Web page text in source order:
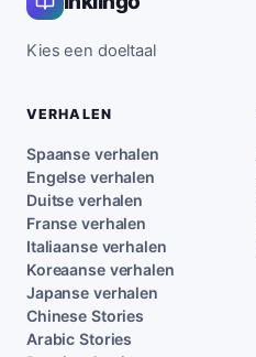
Kies een doeltaal
VERHALEN
Spaanse verhalen
Engelse verhalen
Duitse verhalen
Franse verhalen
Italiaanse verhalen
Koreaanse verhalen
Japanse verhalen
Chinese Stories
Arabic Stories